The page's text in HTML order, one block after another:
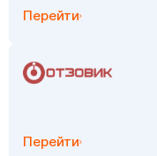
Перейти
Перейти